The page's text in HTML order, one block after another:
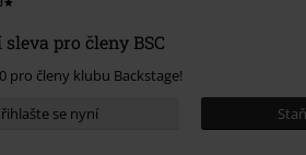
pro členy BSC
pro členy klubu Backstage!
se nyní